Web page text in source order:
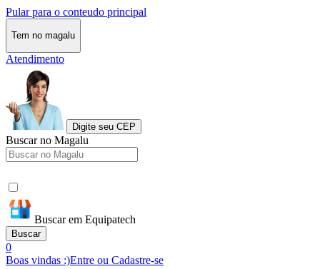
Pular para o conteudo principal
Tem no magalu
Atendimento
Digite seu CEP
Buscar no Magalu
Buscar em Equipatech
Buscar
0
Boas vindas :)Entre ou Cadastre-se